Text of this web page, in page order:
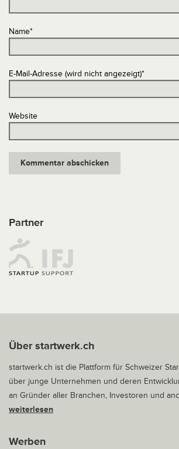
Name*
E-Mail-Adresse (wird nicht angezeigt)*
Website
Partner
Über startwerk.ch
startwerk.ch ist die Plattform für Schweizer
über junge Unternehmen und deren
an Gründer aller Branchen, Investoren und
weiterlesen
Werben